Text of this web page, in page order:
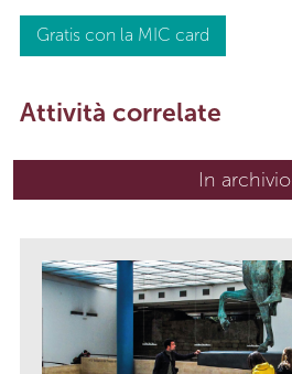
Gratis con la MIC card
Attività correlate
In archivio